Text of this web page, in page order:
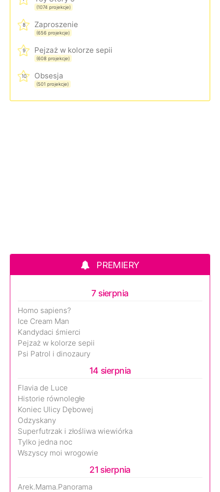
(1074 projekcje)
8 Zaproszenie
(656 projekcje)
9 Pejzaż w kolorze sepii
(608 projekcje)
10 Obsesja
(501 projekcje)
PREMIERY
7 sierpnia
Homo sapiens?
Ice Cream Man
Kandydaci śmierci
Pejzaż w kolorze sepii
Psi Patrol i dinozaury
14 sierpnia
Flavia de Luce
Historie równoległe
Koniec Ulicy Dębowej
Odzyskany
Superfutrzak i złośliwa wiewiórka
Tylko jedna noc
Wszyscy moi wrogowie
21 sierpnia
Arek.Mama.Panorama